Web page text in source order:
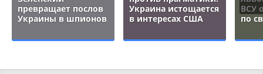
превращает послов
Украины в шпионов
Украина истощается
в интересах США
ВСУ
по